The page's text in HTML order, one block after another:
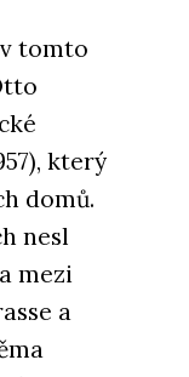
tomto
který
domů.
nesl
mezi
a